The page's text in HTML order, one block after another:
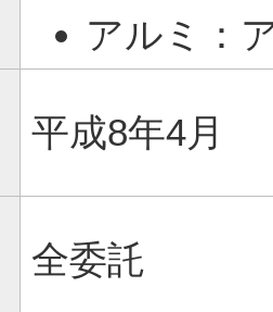
アルミ：
平成8年4月
全委託